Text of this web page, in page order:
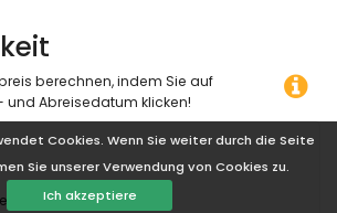
Cookies. Wenn Sie weiter durch die Seite
Sie unserer Verwendung von Cookies zu.
Ich akzeptiere
berechnen, indem Sie auf
Abreisedatum klicken!
Termine